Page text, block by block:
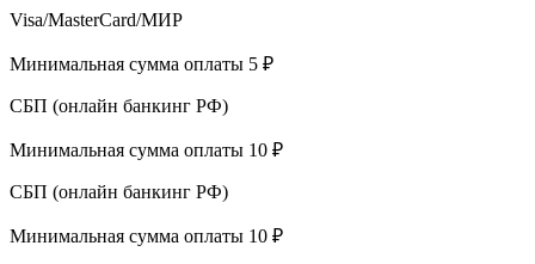
Visa/MasterCard/МИР
Минимальная сумма оплаты 5 ₽
СБП (онлайн банкинг РФ)
Минимальная сумма оплаты 10 ₽
СБП (онлайн банкинг РФ)
Минимальная сумма оплаты 10 ₽